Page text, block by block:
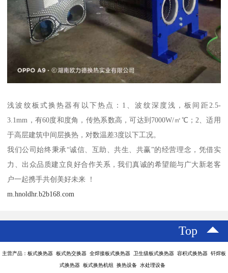
浅波纹板式换热器有以下热点：1、波纹深度浅，板间距2.5-
3.1mm，有60度和度角，传热系数高，可达到7000W/㎡℃；2、适用
于高层建筑中间层换热，对数温差3度以下工况。
我们公司始终秉承“诚信、互助、共生、共赢”的经营理念，凭借实
力、出众品质建立良好合作关系，我们真诚的希望能与广大新老客
户一起携手共创美好未来 ！
m.hnoldhr.b2b168.com
Top
主营产品：板式换热器 板式热交换器 全焊接板式换热器 卫生级板式换热器 容积式换热器 钎焊板
式换热器 板式换热机组 换热设备 水处理设备